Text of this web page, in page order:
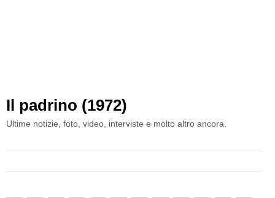
Il padrino (1972)
Ultime notizie, foto, video, interviste e molto altro ancora.